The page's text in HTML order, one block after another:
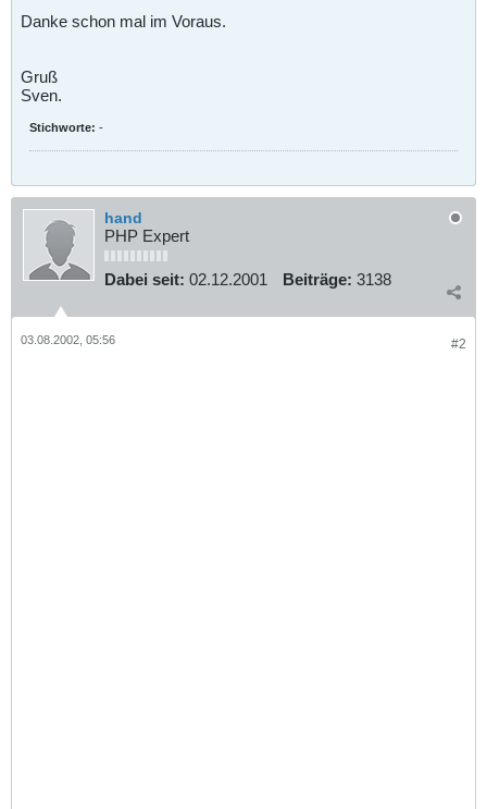
Danke schon mal im Voraus.
Gruß
Sven.
Stichworte: -
hand
PHP Expert
Dabei seit: 02.12.2001 Beiträge: 3138
#2
03.08.2002, 05:56